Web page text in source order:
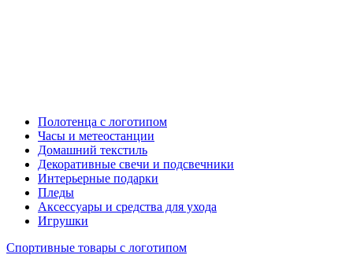
Полотенца с логотипом
Часы и метеостанции
Домашний текстиль
Декоративные свечи и подсвечники
Интерьерные подарки
Пледы
Аксессуары и средства для ухода
Игрушки
Спортивные товары с логотипом